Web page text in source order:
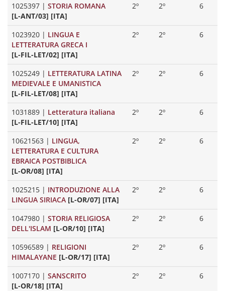
1025397 | STORIA ROMANA
[L-ANT/03] [ITA]
2º 2º 6
1023920 | LINGUA E
LETTERATURA GRECA I
[L-FIL-LET/02] [ITA]
2º 2º 6
1025249 | LETTERATURA LATINA
MEDIEVALE E UMANISTICA
[L-FIL-LET/08] [ITA]
2º 2º 6
1031889 | Letteratura italiana
[L-FIL-LET/10] [ITA]
2º 2º 6
10621563 | LINGUA,
LETTERATURA E CULTURA
EBRAICA POSTBIBLICA
[L-OR/08] [ITA]
2º 2º 6
1025215 | INTRODUZIONE ALLA
LINGUA SIRIACA [L-OR/07] [ITA]
2º 2º 6
1047980 | STORIA RELIGIOSA
DELL'ISLAM [L-OR/10] [ITA]
2º 2º 6
10596589 | RELIGIONI
HIMALAYANE [L-OR/17] [ITA]
2º 2º 6
1007170 | SANSCRITO
[L-OR/18] [ITA]
2º 2º 6